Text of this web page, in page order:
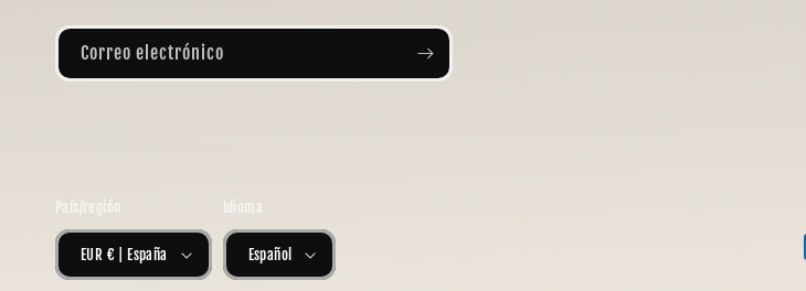
Correo electrónico
País/región
EUR € | España
Idioma
Español